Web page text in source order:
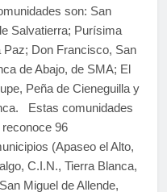
son: San
Salvatierra; Purísima
Paz; Don Francisco, San
de Abajo, de SMA; El
Peña de Cieneguilla y
Estas comunidades
96
(Apaseo el Alto,
C.I.N., Tierra Blanca,
Miguel de Allende,